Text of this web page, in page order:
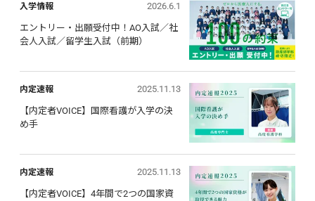
入学情報 2026.6.1
エントリー・出願受付中！AO入試／社
会人入試／留学生入試（前期）
内定速報 2025.11.13
【内定者VOICE】国際看護が入学の決
め手
内定速報 2025.11.13
【内定者VOICE】4年間で2つの国家資